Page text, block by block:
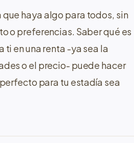
haya algo para todos, sin
o preferencias. Saber qué es
en una renta -ya sea la
o el precio- puede hacer
para tu estadía sea